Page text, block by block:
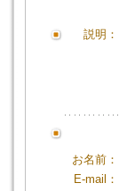
説明：
お名前：
E-mail：